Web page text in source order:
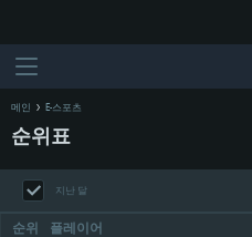
메인 E-스포츠
순위표
지난 달
순위 플레이어